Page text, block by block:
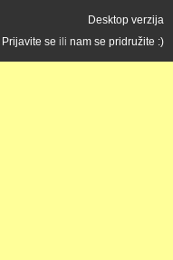
Desktop verzija
Prijavite se ili nam se pridružite :)